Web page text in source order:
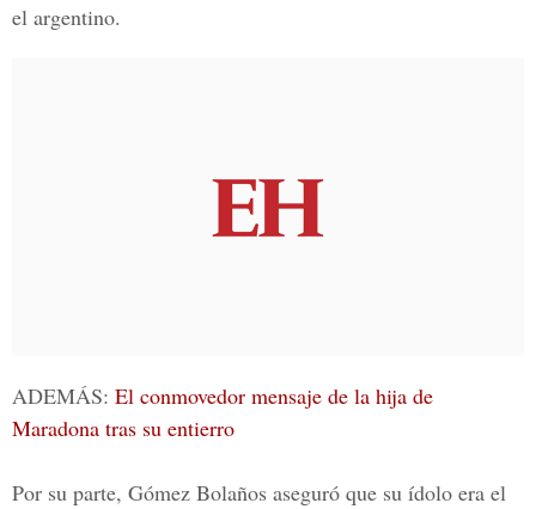
el argentino.
ADEMÁS: El conmovedor mensaje de la hija de
Maradona tras su entierro
Por su parte, Gómez Bolaños aseguró que su ídolo era el